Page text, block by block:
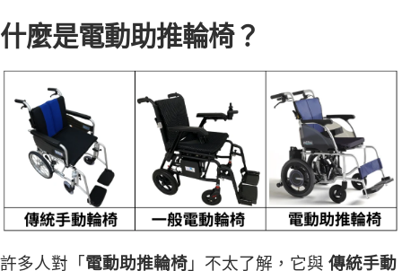
什麼是電動助推輪椅？
許多人對「電動助推輪椅 」不太了解，它與 傳統手動